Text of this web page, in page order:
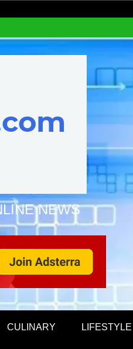
NEWS
CULINARY LIFESTYLE